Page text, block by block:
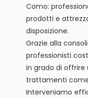
Como:
prodotti e
disposizione.
Grazie alla
professionisti
in grado di offrire
trattamenti
Interveniamo